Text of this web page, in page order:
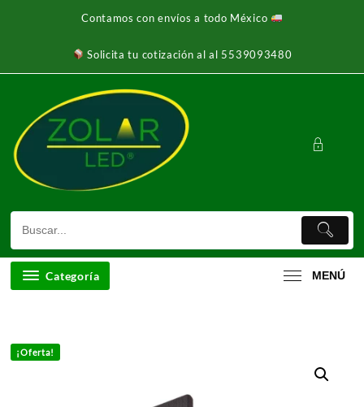
Contamos con envíos a todo México
Solicita tu cotización al al 5539093480
Categoría MENÚ
¡Oferta!